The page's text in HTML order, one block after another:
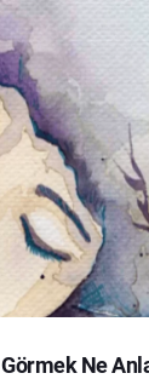
Ne